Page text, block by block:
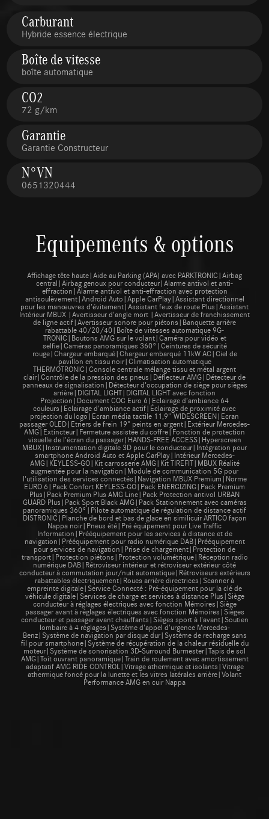
Carburant
Hybride essence électrique
Boîte de vitesse
boîte automatique
CO2
72 g/km
Garantie
Garantie Constructeur
N°VN
0651320444
Equipements & options
Affichage tête haute|Aide au Parking (APA) avec PARKTRONIC|Airbag
central|Airbag genoux pour conducteur|Alarme antivol et anti-
effraction|Alarme antivol et anti-effraction avec protection
antisoulèvement|Android Auto|Apple CarPlay|Assistant directionnel
pour les manœuvres d’évitement|Assistant feux de route Plus|Assistant
Intérieur MBUX |Avertisseur d'angle mort |Avertisseur de franchissement
de ligne actif|Avertisseur sonore pour piétons|Banquette arrière
rabattable 40/20/40|Boîte de vitesses automatique 9G-
TRONIC|Boutons AMG sur le volant|Caméra pour vidéo et
selfie|Caméras panoramiques 360°|Ceintures de sécurité
rouge|Chargeur embarqué|Chargeur embarqué 11kW AC|Ciel de
pavillon en tissu noir|Climatisation automatique
THERMOTRONIC|Console centrale mélange tissu et métal argent
clair|Contrôle de la pression des pneus|Déflecteur AMG|Détecteur de
panneaux de signalisation|Détecteur d'occupation de siège pour sièges
arrière|DIGITAL LIGHT|DIGITAL LIGHT avec fonction
Projection|Document COC Euro 6|Eclairage d’ambiance 64
couleurs|Eclairage d'ambiance actif|Éclairage de proximité avec
projection du logo|Ecran média tactile 11,9'' WIDESCREEN|Ecran
passager OLED|Etriers de frein 19" peints en argent|Extérieur Mercedes-
AMG|Extincteur|Fermeture assistée du coffre|Fonction de protection
visuelle de l'écran du passager|HANDS-FREE ACCESS|Hyperscreen
MBUX|Instrumentation digitale 3D pour le conducteur|Intégration pour
smartphone Android Auto et Apple CarPlay|Intérieur Mercedes-
AMG|KEYLESS-GO|Kit carrosserie AMG|Kit TIREFIT|MBUX Réalité
augmentée pour la navigation|Module de communication 5G pour
l'utilisation des services connectés|Navigation MBUX Premium|Norme
EURO 6|Pack Confort KEYLESS-GO|Pack ENERGIZING|Pack Premium
Plus|Pack Premium Plus AMG Line|Pack Protection antivol URBAN
GUARD Plus|Pack Sport Black AMG|Pack Stationnement avec caméras
panoramiques 360°|Pilote automatique de régulation de distance actif
DISTRONIC|Planche de bord et bas de glace en similicuir ARTICO façon
Nappa noir|Pneus été|Pré équipement pour Live Traffic
Information|Prééquipement pour les services à distance et de
navigation|Prééquipement pour radio numérique DAB|Prééquipement
pour services de navigation|Prise de chargement|Protection de
transport|Protection piétons|Protection volumétrique|Réception radio
numérique DAB|Rétroviseur intérieur et rétroviseur extérieur côté
conducteur à commutation jour/nuit automatique|Rétroviseurs extérieurs
rabattables électriquement|Roues arrière directrices|Scanner à
empreinte digitale|Service Connecté : Pré-équipement pour la clé de
véhicule digitale|Services de charge et services à distance Plus|Siège
conducteur à réglages électriques avec fonction Mémoires|Siège
passager avant à réglages électriques avec fonction Mémoires|Sièges
conducteur et passager avant chauffants|Sièges sport à l'avant|Soutien
lombaire à 4 réglages|Système d'appel d'urgence Mercedes-
Benz|Système de navigation par disque dur|Système de recharge sans
fil pour smartphone|Système de récupération de la chaleur résiduelle du
moteur|Système de sonorisation 3D-Surround Burmester|Tapis de sol
AMG|Toit ouvrant panoramique|Train de roulement avec amortissement
adaptatif AMG RIDE CONTROL|Vitrage athermique et isolants|Vitrage
athermique foncé pour la lunette et les vitres latérales arrière|Volant
Performance AMG en cuir Nappa